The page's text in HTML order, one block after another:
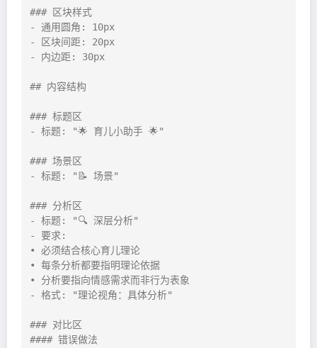
### 区块样式
- 通用圆角: 10px
- 区块间距: 20px
- 内边距: 30px
## 内容结构
### 标题区
- 标题: "🌟 育儿小助手 🌟"
### 场景区
- 标题: "📝 场景"
### 分析区
- 标题: "🔍 深层分析"
- 要求:
• 必须结合核心育儿理论
• 每条分析都要指明理论依据
• 分析要指向情感需求而非行为表象
- 格式: "理论视角：具体分析"
### 对比区
#### 错误做法